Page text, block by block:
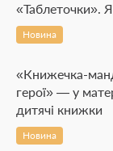
«Таблеточки».
Новина
«Книжечка-
герої» — у
дитячі книжки
Новина